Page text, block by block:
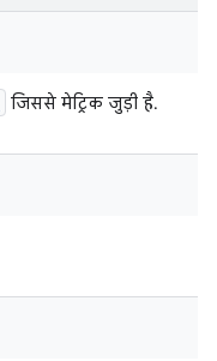
जिससे मेट्रिक जुड़ी है.